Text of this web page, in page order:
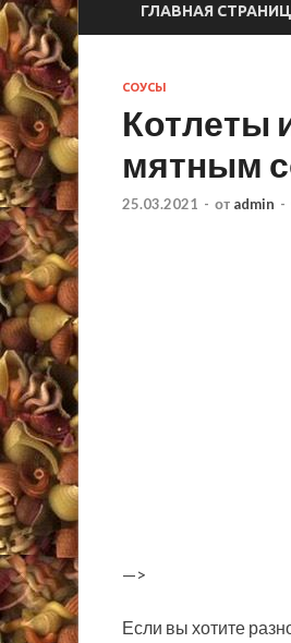
ГЛАВНАЯ
СОУСЫ
Котлеты
мятным
25.03.2021 - от admin -
—>
Если вы хотите